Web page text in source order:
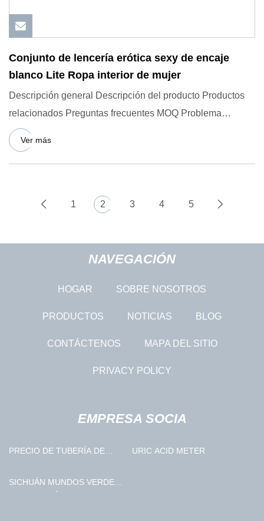
Conjunto de lencería erótica sexy de encaje
blanco Lite Ropa interior de mujer
Descripción general Descripción del producto Productos
relacionados Preguntas frecuentes MOQ Problema
Aceptamos pedidos
Ver más
1 2 3 4 5
NAVEGACIÓN
HOGAR SOBRE NOSOTROS
PRODUCTOS NOTICIAS BLOG
CONTÁCTENOS MAPA DEL SITIO
PRIVACY POLICY
EMPRESA SOCIA
PRECIO DE TUBERÍA DE
URIC ACID METER
SICHUÁN MUNDOS VERDE